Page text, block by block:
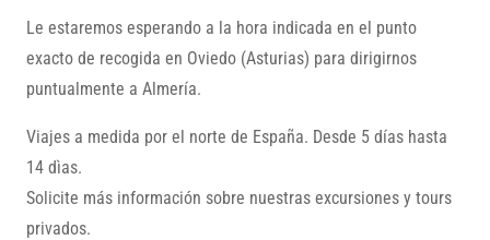
Le estaremos esperando a la hora indicada en el punto
exacto de recogida en Oviedo (Asturias) para dirigirnos
puntualmente a Almería.
Viajes a medida por el norte de España. Desde 5 días hasta
14 dìas.
Solicite más información sobre nuestras excursiones y tours
privados.